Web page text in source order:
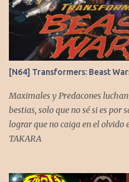
o
s
[N64] Transformers: Beast
Maximales y Predacones
bestias, solo que no sé si es
lograr que no caiga en el
TAKARA